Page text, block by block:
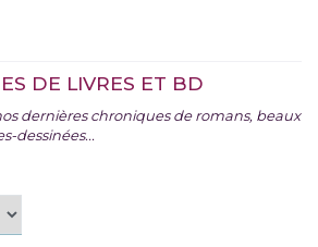
DE LIVRES ET BD
dernières chroniques de romans, beaux
dessinées...